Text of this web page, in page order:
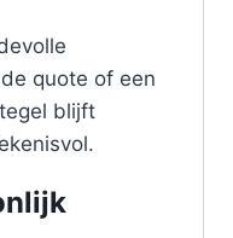
quote of een
blijft